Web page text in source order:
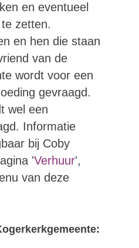
en eventueel
zetten.
en hen die staan
van de
wordt voor een
gevraagd.
wel een
Informatie
bij Coby
'Verhuur',
van deze